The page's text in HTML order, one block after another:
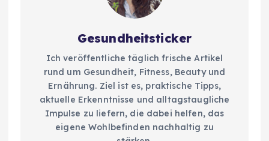
Gesundheitsticker
Ich veröffentliche täglich frische Artikel
rund um Gesundheit, Fitness, Beauty und
Ernährung. Ziel ist es, praktische Tipps,
aktuelle Erkenntnisse und alltagstaugliche
Impulse zu liefern, die dabei helfen, das
eigene Wohlbefinden nachhaltig zu